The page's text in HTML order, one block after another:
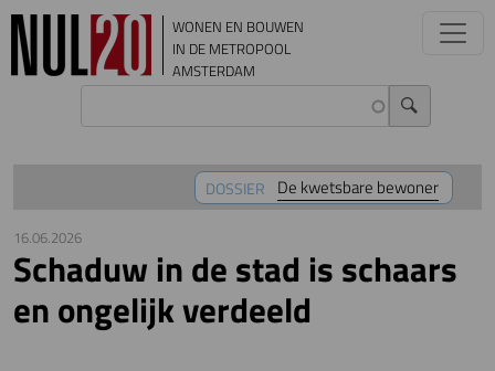
Overslaan en naar de inhoud gaan
WONEN EN BOUWEN
IN DE METROPOOL
AMSTERDAM
DOSSIER De kwetsbare bewoner
16.06.2026
Schaduw in de stad is schaars
en ongelijk verdeeld